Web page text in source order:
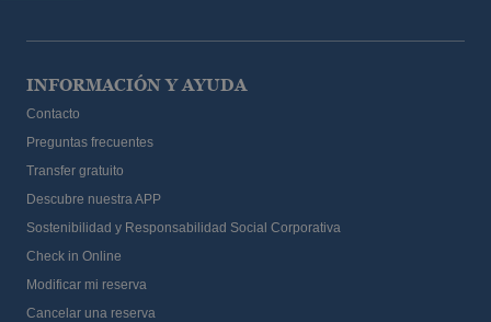
INFORMACIÓN Y AYUDA
Contacto
Preguntas frecuentes
Transfer gratuito
Descubre nuestra APP
Sostenibilidad y Responsabilidad Social Corporativa
Check in Online
Modificar mi reserva
Cancelar una reserva